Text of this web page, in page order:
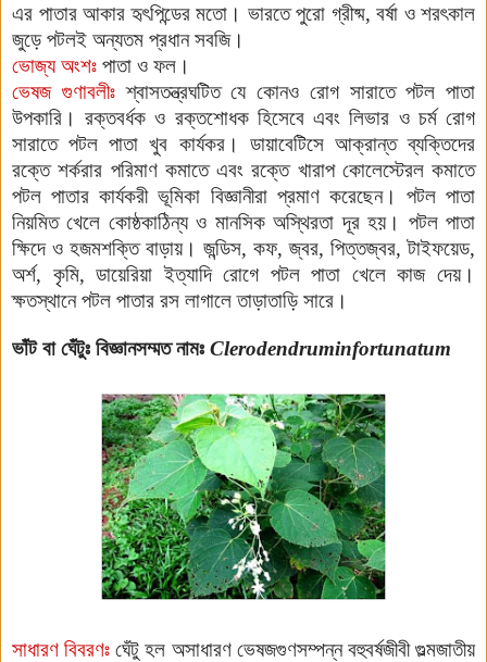
এর পাতার আকার হৃৎপিন্ডের মতো। ভারতে পুরো গ্রীষ্ম, বর্ষা ও শরৎকাল
জুড়ে পটলই অন্যতম প্রধান সবজি।
ভোজ্য অংশঃ পাতা ও ফল।
ভেষজ গুণাবলীঃশ্বাসতন্ত্রঘটিত যে কোনও রোগ সারাতে পটল পাতা
উপকারি। রক্তবর্ধক ও রক্তশোধক হিসেবে এবং লিভার ও চর্ম রোগ
সারাতে পটল পাতা খুব কার্যকর। ডায়াবেটিসে আক্রান্ত ব্যক্তিদের
রক্তে শর্করার পরিমাণ কমাতে এবং রক্তে খারাপ কোলেস্টেরল কমাতে
পটল পাতার কার্যকরী ভূমিকা বিজ্ঞানীরা প্রমাণ করেছেন। পটল পাতা
নিয়মিত খেলে কোষ্ঠকাঠিন্য ও মানসিক অস্থিরতা দূর হয়। পটল পাতা
ক্ষিদে ও হজমশক্তি বাড়ায়। জন্ডিস, কফ, জ্বর, পিত্তজ্বর, টাইফয়েড,
অর্শ, কৃমি, ডায়েরিয়া ইত্যাদি রোগে পটল পাতা খেলে কাজ দেয়।
ক্ষতস্থানে পটল পাতার রস লাগালে তাড়াতাড়ি সারে।
ভাঁট বা ঘেঁটুঃ বিজ্ঞানসম্মত নামঃ Clerodendruminfortunatum
সাধারণ বিবরণঃ ঘেঁটু হল অসাধারণ ভেষজগুণসম্পন্ন বহুবর্ষজীবী গুল্মজাতীয়